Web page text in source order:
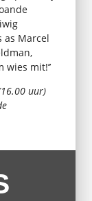
as Marcel
mit!’’
uur)